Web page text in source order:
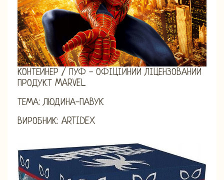
КОНТЕЙНЕР / ПУФ - ОФІЦІЙНИЙ ЛІЦЕНЗОВАНИЙ
ПРОДУКТ MARVEL
ТЕМА: ЛЮДИНА-ПАВУК
ВИРОБНИК: ARTIDEX